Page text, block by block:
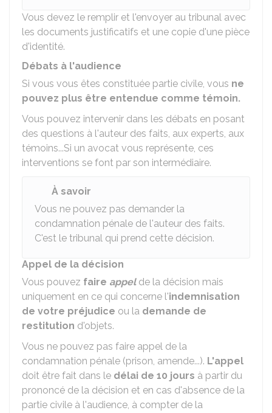
Vous devez le remplir et l'envoyer au tribunal avec
les documents justificatifs et une copie d'une pièce
d'identité.
Débats à l'audience
Si vous vous êtes constituée partie civile, vous ne
pouvez plus être entendue comme témoin.
Vous pouvez intervenir dans les débats en posant
des questions à l'auteur des faits, aux experts, aux
témoins...Si un avocat vous représente, ces
interventions se font par son intermédiaire.
À savoir
Vous ne pouvez pas demander la
condamnation pénale de l'auteur des faits.
C'est le tribunal qui prend cette décision.
Appel de la décision
Vous pouvez faire appelde la décision mais
uniquement en ce qui concerne l'indemnisation
de votre préjudice ou la demande de
restitution d'objets.
Vous ne pouvez pas faire appel de la
condamnation pénale (prison, amende...). L'appel
doit être fait dans le délai de 10 jours à partir du
prononcé de la décision et en cas d'absence de la
partie civile à l'audience, à compter de la